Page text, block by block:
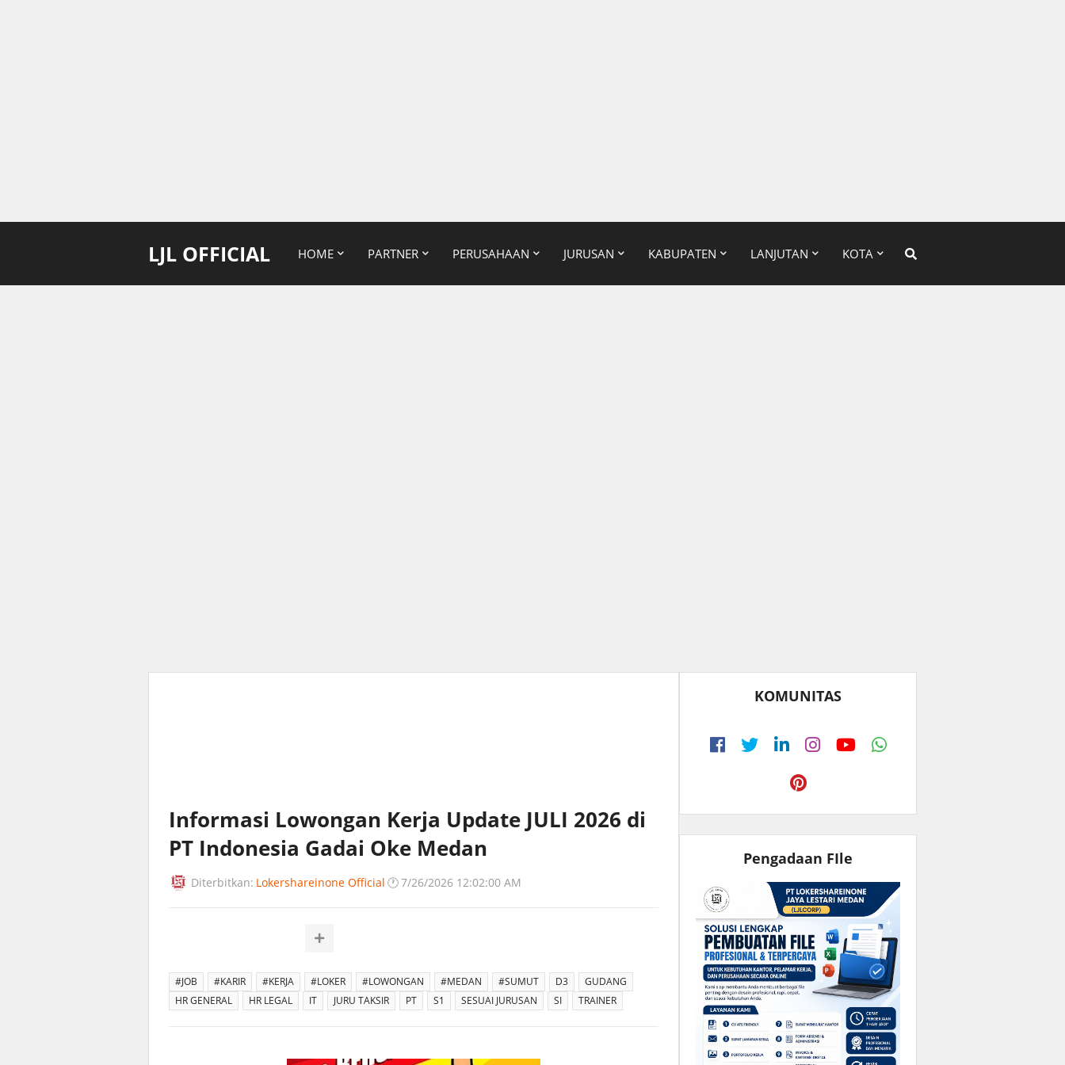
LJL OFFICIAL HOME PARTNER PERUSAHAAN JURUSAN KABUPATEN LANJUTAN KOTA
Informasi Lowongan Kerja Update JULI 2026 di
PT Indonesia Gadai Oke Medan
Diterbitkan: Lokershareinone Official 🕐7/26/2026 12:02:00 AM
#JOB #KARIR #KERJA #LOKER #LOWONGAN #MEDAN #SUMUT D3
GUDANG
HR GENERAL
HR LEGAL IT JURU TAKSIR PT S1 SESUAI JURUSAN SI TRAINER
KOMUNITAS
Pengadaan FIle